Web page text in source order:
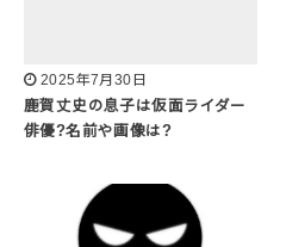
2025年7月30日
鹿賀丈史の息子は仮面ライダー
俳優?名前や画像は?